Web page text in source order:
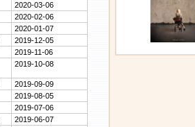
2020-03-06
2020-02-06
2020-01-07
2019-12-05
2019-11-06
2019-10-08
2019-09-09
2019-08-05
2019-07-06
2019-06-07